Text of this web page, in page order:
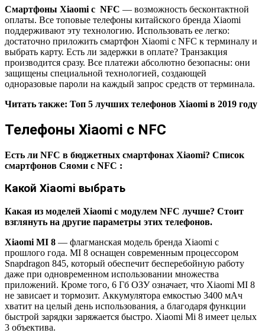
Смартфоны Xiaomi с NFC — возможность бесконтактной
оплаты. Все топовые телефоны китайского бренда Xiaomi
поддерживают эту технологию. Использовать ее легко:
достаточно приложить смартфон Xiaomi с NFC к терминалу и
выбрать карту. Есть ли задержки в оплате? Транзакция
производится сразу. Все платежи абсолютно безопасны: они
защищены специальной технологией, создающей
одноразовые пароли на каждый запрос средств от терминала.
Читать также: Топ 5 лучших телефонов Xiaomi в 2019 году
Телефоны Xiaomi с NFC
Есть ли NFC в бюджетных смартфонах Xiaomi? Список
смартфонов Сяоми с NFC :
Какой Xiaomi выбрать
Какая из моделей Xiaomi с модулем NFC лучше? Стоит
взглянуть на другие параметры этих телефонов.
Xiaomi MI 8 — флагманская модель бренда Xiaomi с
прошлого года. MI 8 оснащен современным процессором
Snapdragon 845, который обеспечит бесперебойную работу
даже при одновременном использовании множества
приложений. Кроме того, 6 Гб ОЗУ означает, что Xiaomi MI 8
не зависает и тормозит. Аккумулятора емкостью 3400 мАч
хватит на целый день использования, а благодаря функции
быстрой зарядки заряжается быстро. Xiaomi Mi 8 имеет целых
3 объектива.